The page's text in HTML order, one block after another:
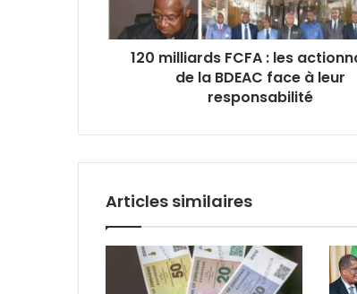
BDEAC
120 milliards FCFA : les
de la BDEAC face à leur
responsabilité
Articles similaires